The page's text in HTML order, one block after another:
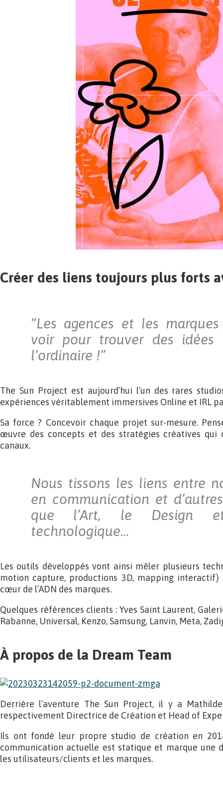
Créer des liens toujours plus forts
“Les agences et les
voir pour trouver des
l’ordinaire !”
The Sun Project est aujourd’hui l’un des rares
expériences véritablement immersives Online et IRL
Sa force ? Concevoir chaque projet sur-mesure.
œuvre des concepts et des stratégies créatives qui
canaux.
Nous tissons les liens entre
en communication et
que l’Art, le Design et
technologique…
Les outils développés vont ainsi mêler plusieurs
motion capture, productions 3D, mapping
cœur de l’ADN des marques.
Quelques références clients : Yves Saint Laurent,
Rabanne, Universal, Kenzo, Samsung, Lanvin, Meta,
À propos de la Dream Team
Derrière l’aventure The Sun Project, il y a
respectivement Directrice de Création et Head of
Ils ont fondé leur propre studio de création en
communication actuelle est statique et marque une
les utilisateurs/clients et les marques.